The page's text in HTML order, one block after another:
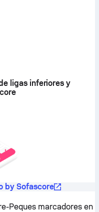
ligas inferiores y
by Sofascore
Pequesmarcadores en